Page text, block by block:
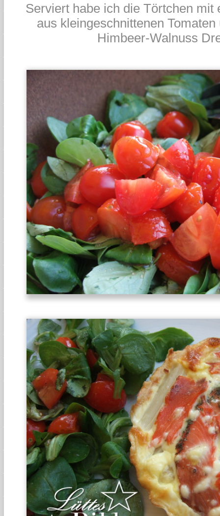
Serviert habe ich die Törtchen mit
aus kleingeschnittenen
Himbeer-Walnuss